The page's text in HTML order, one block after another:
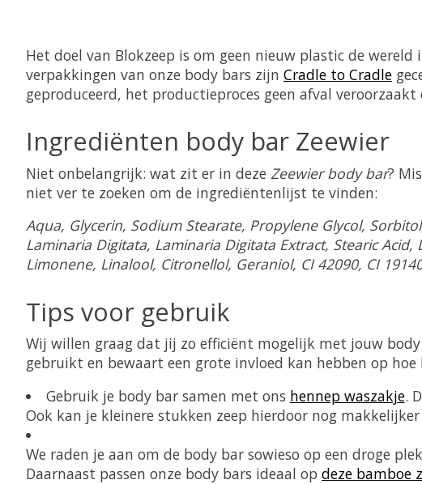
Het doel van Blokzeep is om geen nieuw plastic de
verpakkingen van onze body bars zijn Cradle to Cradle
geproduceerd, het productieproces geen afval
Ingrediënten body bar Zeewier
Niet onbelangrijk: wat zit er in deze Zeewierbody bar?
niet ver te zoeken om de ingrediëntenlijst te vinden:
Aqua, Glycerin, Sodium Stearate, Propylene Glycol,
Laminaria Digitata, Laminaria Digitata Extract, Stearic
Limonene, Linalool, Citronellol, Geraniol, CI 42090, CI
Tips voor gebruik
Wij willen graag dat jij zo efficiënt mogelijk met jouw
gebruikt en bewaart een grote invloed kan hebben op
Gebruik je body bar samen met ons hennep waszakje.
Ook kan je kleinere stukken zeep hierdoor nog
We raden je aan om de body bar sowieso op een droge
Daarnaast passen onze body bars ideaal op deze bamboe